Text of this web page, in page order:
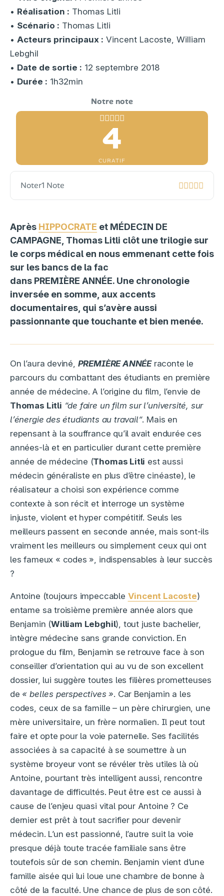
Après HIPPOCRATE et MÉDECIN DE
CAMPAGNE, Thomas Litli clôt une trilogie sur
le corps médical en nous emmenant cette fois
sur les bancs de la fac
dans PREMIÈRE ANNÉE. Une chronologie
inversée en somme, aux accents
documentaires, qui s’avère aussi
passionnante que touchante et bien menée.
On l’aura deviné, PREMIÈREANNÉEraconte le
parcours du combattant des étudiants en première
année de médecine. A l’origine du film, l’envie de
Thomas Litli “de faire un film sur l’université, sur
l’énergie des étudiants au travail“. Mais en
repensant à la souffrance qu’il avait endurée ces
années-là et en particulier durant cette première
année de médecine (Thomas Litli est aussi
médecin généraliste en plus d’être cinéaste), le
réalisateur a choisi son expérience comme
contexte à son récit et interroge un système
injuste, violent et hyper compétitif. Seuls les
meilleurs passent en seconde année, mais sont-ils
vraiment les meilleurs ou simplement ceux qui ont
les fameux « codes », indispensables à leur succès
?
Antoine (toujours impeccable Vincent Lacoste)
entame sa troisième première année alors que
Benjamin (William Lebghil), tout juste bachelier,
intègre médecine sans grande conviction. En
prologue du film, Benjamin se retrouve face à son
conseiller d’orientation qui au vu de son excellent
dossier, lui suggère toutes les filières prometteuses
de « belles perspectives ». Car Benjamin a les
codes, ceux de sa famille – un père chirurgien, une
mère universitaire, un frère normalien. Il peut tout
faire et opte pour la voie paternelle. Ses facilités
associées à sa capacité à se soumettre à un
système broyeur vont se révéler très utiles là où
Antoine, pourtant très intelligent aussi, rencontre
davantage de difficultés. Peut être est ce aussi à
cause de l’enjeu quasi vital pour Antoine ? Ce
dernier est prêt à tout sacrifier pour devenir
médecin. L’un est passionné, l’autre suit la voie
presque déjà toute tracée familiale sans être
toutefois sûr de son chemin. Benjamin vient d’une
famille aisée qui lui loue une chambre de bonne à
côté de la faculté. Une chance de plus de son côté.
Noter1 Note
• Réalisation : Thomas Litli
• Scénario : Thomas Litli
• Acteurs principaux : Vincent Lacoste, William
Lebghil
• Date de sortie : 12 septembre 2018
• Durée : 1h32min
4
CURATIF